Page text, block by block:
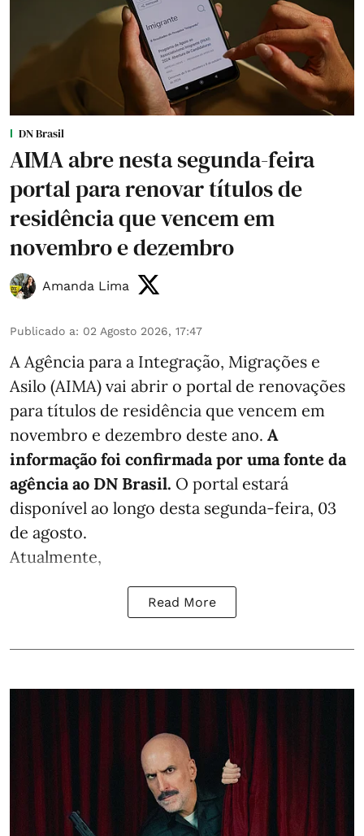
DN Brasil
AIMA abre nesta segunda-feira
portal para renovar títulos de
residência que vencem em
novembro e dezembro
Amanda Lima
Publicado a: 02 Agosto 2026, 17:47
A Agência para a Integração, Migrações e
Asilo (AIMA) vai abrir o portal de renovações
para títulos de residência que vencem em
novembro e dezembro deste ano. A
informação foi confirmada por uma fonte da
agência ao DN Brasil. O portal estará
disponível ao longo desta segunda-feira, 03
de agosto.
Atualmente,
Read More